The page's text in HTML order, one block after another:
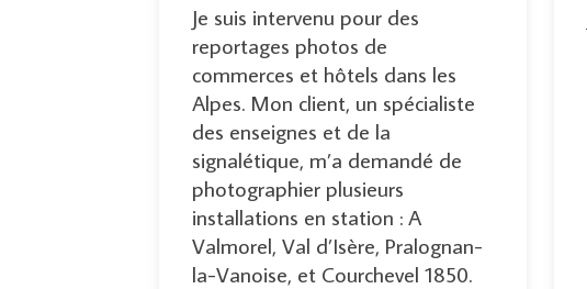
Je suis intervenu pour des
reportages photos de
commerces et hôtels dans les
Alpes. Mon client, un spécialiste
des enseignes et de la
signalétique, m’a demandé de
photographier plusieurs
installations en station : A
Valmorel, Val d’Isère, Pralognan-
la-Vanoise, et Courchevel 1850.